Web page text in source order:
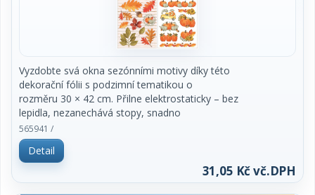
Dodáváme v mixu motivů.
Vyzdobte svá okna sezónními motivy díky této
dekorační fólii s podzimní tematikou o
rozměru 30 × 42 cm. Přilne elektrostaticky – bez
lepidla, nezanechává stopy, snadno
se aplikuje a můžete ji opakovaně použít.
Vlastnosti:
Neobsahuje lepidlo – žádné zbytky, žádné
565941 /
Detail
31,05 Kč vč.DPH